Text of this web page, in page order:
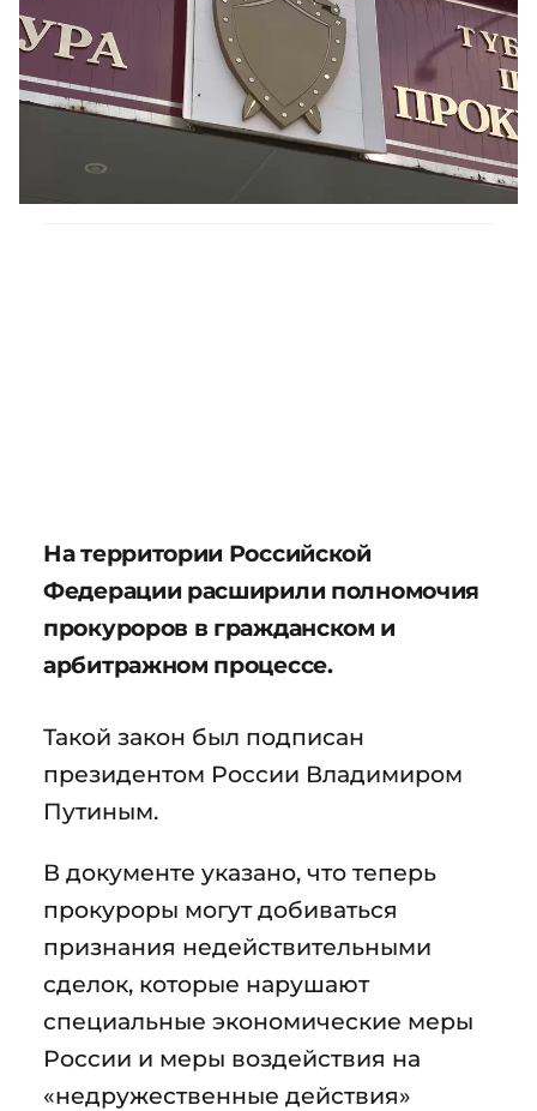
На территории Российской
Федерации расширили полномочия
прокуроров в гражданском и
арбитражном процессе.
Такой закон был подписан
президентом России Владимиром
Путиным.
В документе указано, что теперь
прокуроры могут добиваться
признания недействительными
сделок, которые нарушают
специальные экономические меры
России и меры воздействия на
«недружественные действия»